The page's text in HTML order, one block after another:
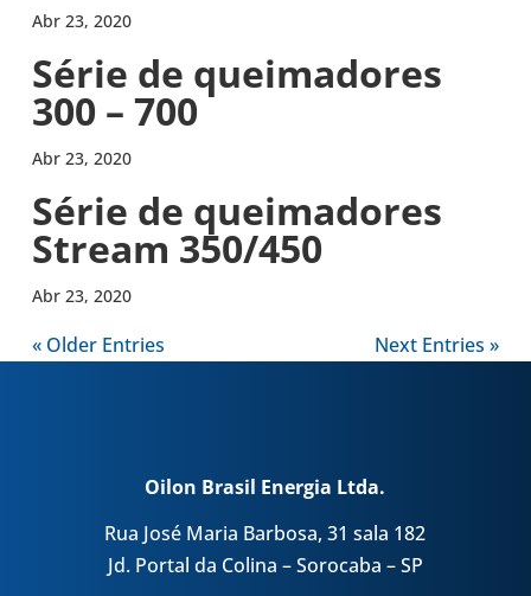
Abr 23, 2020
Série de quei­ma­do­res
300 – 700
Abr 23, 2020
Série de quei­ma­do­res
Stream 350/450
Abr 23, 2020
« Older Entries Next Entries »
Oilon Brasil Energia Ltda.
Rua José Maria Barbosa, 31 sala 182
Jd. Portal da Colina – Sorocaba – SP